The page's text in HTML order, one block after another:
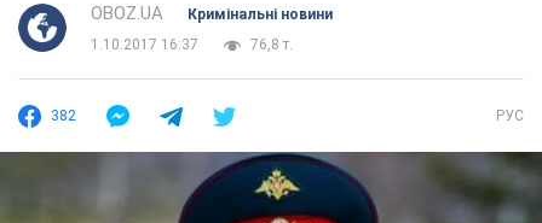
OBOZ.UA
Кримінальні новини
1.10.2017 16:37
76,8 т.
382 РУС